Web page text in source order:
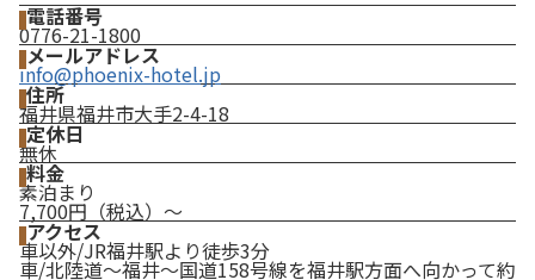
電話番号
0776-21-1800
メールアドレス
info@phoenix-hotel.jp
住所
福井県福井市大手2-4-18
定休日
無休
料金
素泊まり
7,700円（税込）～
アクセス
車以外/JR福井駅より徒歩3分
車/北陸道～福井～国道158号線を福井駅方面へ向かって約